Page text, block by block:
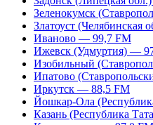
Зеленокумск
Златоуст (Челябинская
Иваново — 99,7 FM
Ижевск (Удмуртия) —
Изобильный
Ипатово
Иркутск — 88,5 FM
Йошкар-Ола
Казань (Республика